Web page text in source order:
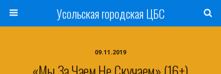
Усольская городская ЦБС
09.11.2019